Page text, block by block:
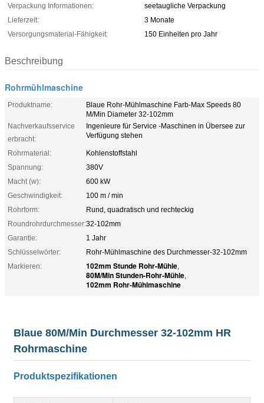
Verpackung Informationen:
seetaugliche Verpackung
Lieferzeit:
3 Monate
Versorgungsmaterial-Fähigkeit:
150 Einheiten pro Jahr
Beschreibung
Rohrmühlmaschine
Produktname:
Blaue Rohr-Mühlmaschine Farb-Max Speeds 80
M/Min Diameter 32-102mm
Nachverkaufsservice
erbracht:
Ingenieure für Service -Maschinen in Übersee zur
Verfügung stehen
Rohrmaterial:
Kohlenstoffstahl
Spannung:
380V
Macht (w):
600 kW
Geschwindigkeit:
100 m / min
Rohrform:
Rund, quadratisch und rechteckig
Roundrohrdurchmesser:32-102mm
Garantie:
1 Jahr
Schlüsselwörter:
Rohr-Mühlmaschine des Durchmesser-32-102mm
Markieren:
102mm Stunde Rohr-Mühle,
80M/Min Stunden-Rohr-Mühle,
102mm Rohr-Mühlmaschine
Blaue 80M/Min Durchmesser 32-102mm HR
Rohrmaschine
Produktspezifikationen